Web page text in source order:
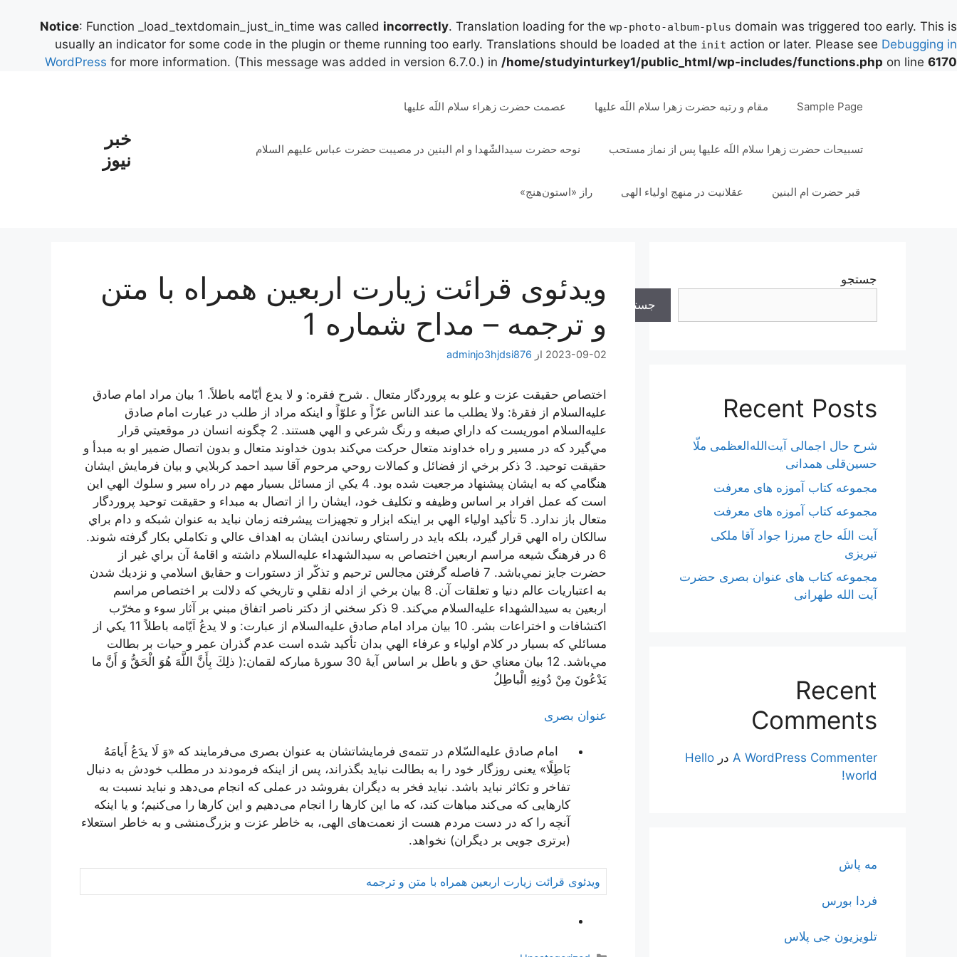
Notice: Function _load_textdomain_just_in_time was called incorrectly. Translation loading for the wp-photo-album-plus domain was triggered too early. This is
usually an indicator for some code in the plugin or theme running too early. Translations should be loaded at the init action or later. Please see Debugging in
WordPress for more information. (This message was added in version 6.7.0.) in /home/studyinturkey1/public_html/wp-includes/functions.php on line 6170
خبر
نیوز
Sample Page مقام و رتبه حضرت زهرا سلام اللَه علیها عصمت حضرت زهراء سلام اللَه علیها
تسبیحات حضرت زهرا سلام اللَه علیها پس از نماز مستحب نوحه حضرت سیدالشّهدا و ام البنین در مصیبت حضرت عباس علیهم السلام
قبر حضرت ام البنین عقلانیت در منهج اولیاء الهی راز «استون‌هنج»
ویدئوی قرائت زیارت اربعین همراه با متن
و ترجمه – مداح شماره 1
2023-09-02 از adminjo3hjdsi876
اختصاص حقيقت عزت و علو به پروردگار متعال . شرح فقره: و لا يدع أيّامه باطلاً. 1 بيان مراد امام صادق
عليه‌السلام از فقرۀ: ولا يطلب ما عند الناس عزّاً و علوّاً و اينكه مراد از طلب در عبارت امام صادق
عليه‌السلام اموريست كه داراي صبغه و رنگ شرعي و الهي هستند. 2 چگونه انسان در موقعيتي قرار
مي‌گيرد كه در مسير و راه خداوند متعال حركت مي‌كند بدون خداوند متعال و بدون اتصال ضمير او به مبدأ و
حقيقت توحيد. 3 ذكر برخي از فضائل و كمالات روحي مرحوم آقا سيد احمد كربلايي و بيان فرمايش ايشان
هنگامي كه به ايشان پيشنهاد مرجعيت شده بود. 4 يكي از مسائل بسيار مهم در راه سير و سلوك الهي اين
است كه عمل افراد بر اساس وظيفه و تكليف خود، ايشان را از اتصال به مبداء و حقيقت توحيد پروردگار
متعال باز ندارد. 5 تأكيد اولياء الهي بر اينكه ابزار و تجهيزات پيشرفته زمان نبايد به عنوان شبكه و دام براي
سالكان راه الهي قرار گيرد، بلكه بايد در راستاي رساندن ايشان به اهداف عالي و تكاملي بكار گرفته شوند.
6 در فرهنگ شيعه مراسم اربعين اختصاص به سيدالشهداء عليه‌السلام داشته و اقامۀ آن براي غير از
حضرت جايز نمي‌باشد. 7 فاصله گرفتن مجالس ترحيم و تذكّر از دستورات و حقايق اسلامي و نزديك شدن
به اعتباريات عالم دنيا و تعلقات آن. 8 بيان برخي از ادله نقلي و تاريخي كه دلالت بر اختصاص مراسم
اربعين به سيدالشهداء عليه‌السلام مي‌كند. 9 ذكر سخني از دكتر ناصر اتفاق مبني بر آثار سوء و مخرّب
اكتشافات و اختراعات بشر. 10 بيان مراد امام صادق عليه‌السلام از عبارت: و لا يدعُ اَيّامه باطلاً 11 يكي از
مسائلي كه بسيار در كلام اولياء و عرفاء الهي بدان تأكيد شده است عدم گذران عمر و حيات بر بطالت
مي‌باشد. 12 بيان معناي حق و باطل بر اساس آيۀ 30 سورۀ مباركه لقمان:( ذلِكَ بِأَنَّ اللَّهَ هُوَ الْحَقُّ وَ أَنَّ ما
يَدْعُونَ مِنْ دُونِهِ الْباطِلُ
عنوان بصری
امام صادق علیه‌السّلام در تتمه‌ی فرمایشاتشان به عنوان بصری می‌فرمایند كه «وَ لَا یدَعُ أَیامَهُ
بَاطِلًا» یعنی روزگار خود را به بطالت نباید بگذراند، پس از اینكه فرمودند در مطلب خودش به دنبال
تفاخر و تكاثر نباید باشد. نباید فخر به دیگران بفروشد در عملی كه انجام می‌دهد و نباید نسبت به
كارهایی كه می‌كند مباهات كند، كه ما این كارها را انجام می‌دهیم و این كارها را می‌كنیم؛ و یا اینكه
آنچه را كه در دست مردم هست از نعمت‌های الهی، به خاطر عزت و بزرگ‌منشی و به خاطر استعلاء
(برتری جویی بر دیگران) نخواهد.
ویدئوی قرائت زیارت اربعین همراه با متن و ترجمه
جستجو
جستجو
Recent Posts
شرح حال اجمالی آیت‌الله‌العظمی ملّا
حسین‌قلی همدانی
مجموعه کتاب آموزه های معرفت
مجموعه کتاب آموزه های معرفت
آیت اللَه حاج میرزا جواد آقا ملکی
تبریزی
مجموعه کتاب های عنوان بصری حضرت
آیت الله طهرانی
Recent
Comments
A WordPress Commenter در Hello
world!
مه پاش
فردا بورس
تلویزیون جی پلاس